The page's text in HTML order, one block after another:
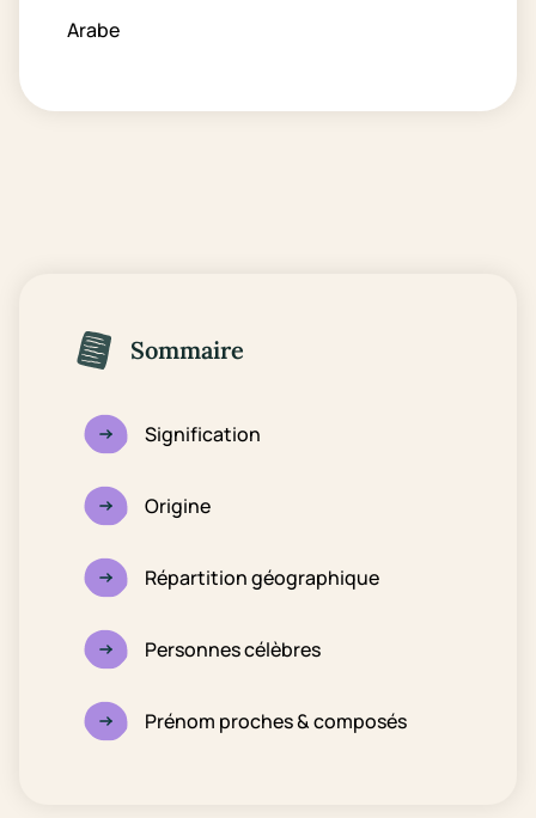
Arabe
Sommaire
Signification
Origine
Répartition géographique
Personnes célèbres
Prénom proches & composés